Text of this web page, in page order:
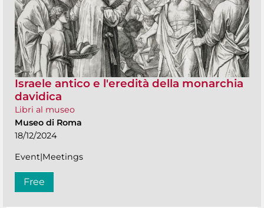
Israele antico e l'eredità della monarchia
davidica
Libri al museo
Museo di Roma
18/12/2024
Event|Meetings
Free